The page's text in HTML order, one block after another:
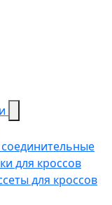
для кроссов
для кроссов